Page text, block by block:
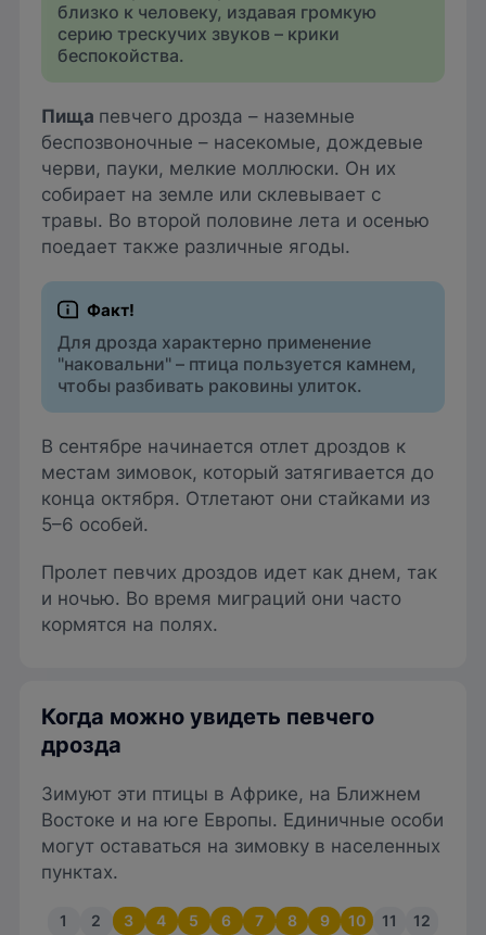
близко к человеку, издавая громкую
серию трескучих звуков – крики
беспокойства.
Пища певчего дрозда – наземные
беспозвоночные – насекомые, дождевые
черви, пауки, мелкие моллюски. Он их
собирает на земле или склевывает с
травы. Во второй половине лета и осенью
поедает также различные ягоды.
Для дрозда характерно применение
"наковальни" – птица пользуется камнем,
чтобы разбивать раковины улиток.
В сентябре начинается отлет дроздов к
местам зимовок, который затягивается до
конца октября. Отлетают они стайками из
5–6 особей.
Пролет певчих дроздов идет как днем, так
и ночью. Во время миграций они часто
кормятся на полях.
Когда можно увидеть певчего
дрозда
Зимуют эти птицы в Африке, на Ближнем
Востоке и на юге Европы. Единичные особи
могут оставаться на зимовку в населенных
пунктах.
1 2 3 4 5 6 7 8 9 10 11 12